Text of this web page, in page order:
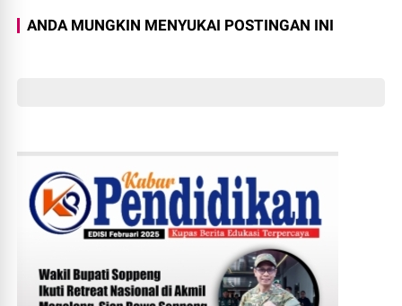
ANDA MUNGKIN MENYUKAI POSTINGAN INI